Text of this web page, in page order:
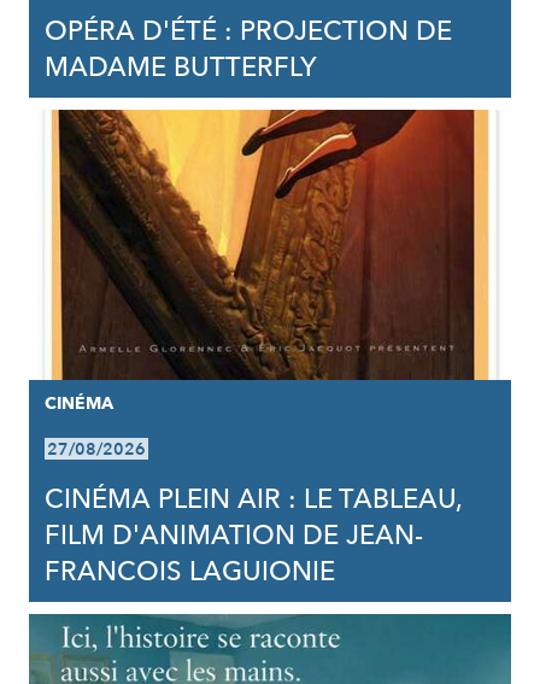
OPÉRA D'ÉTÉ : PROJECTION DE
MADAME BUTTERFLY
CINÉMA
27/08/2026
CINÉMA PLEIN AIR : LE TABLEAU,
FILM D'ANIMATION DE JEAN-
FRANCOIS LAGUIONIE